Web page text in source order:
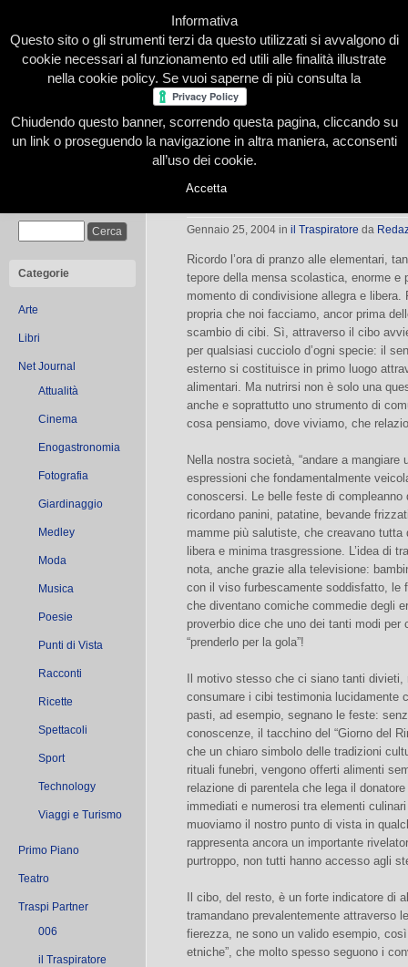
Home Presentazione Redazione Le nostre firme
Categorie
Arte
Libri
Net Journal
Attualità
Cinema
Enogastronomia
Fotografia
Giardinaggio
Medley
Moda
Musica
Poesie
Punti di Vista
Racconti
Ricette
Spettacoli
Sport
Technology
Viaggi e Turismo
Primo Piano
Teatro
Traspi Partner
006
il Traspiratore
Cultura nel cibo
Gennaio 25, 2004 in il Traspiratore da
Ricordo l’ora di pranzo alle elementari,
tepore della mensa scolastica, enorme e
momento di condivisione allegra e
propria che noi facciamo, ancor prima
scambio di cibi. Sì, attraverso il cibo
per qualsiasi cucciolo d’ogni specie: il
esterno si costituisce in primo luogo
alimentari. Ma nutrirsi non è solo una
anche e soprattutto uno strumento di
cosa pensiamo, dove viviamo, che
Nella nostra società, “andare a mangiare
espressioni che fondamentalmente
conoscersi. Le belle feste di compleanno
ricordano panini, patatine, bevande
mamme più salutiste, che creavano
libera e minima trasgressione. L’idea di
nota, anche grazie alla televisione:
con il viso furbescamente soddisfatto, le
che diventano comiche commedie degli
proverbio dice che uno dei tanti modi per
“prenderlo per la gola”!
Il motivo stesso che ci siano tanti
consumare i cibi testimonia lucidamente
pasti, ad esempio, segnano le feste:
conoscenze, il tacchino del “Giorno del
che un chiaro simbolo delle tradizioni
rituali funebri, vengono offerti alimenti
relazione di parentela che lega il
immediati e numerosi tra elementi
muoviamo il nostro punto di vista in
rappresenta ancora un importante
purtroppo, non tutti hanno accesso agli
Il cibo, del resto, è un forte indicatore di
tramandano prevalentemente attraverso
fierezza, ne sono un valido esempio,
etniche”, che molto spesso seguono i
Informativa
Questo sito o gli strumenti terzi da questo utilizzati si avvalgono di
cookie necessari al funzionamento ed utili alle finalità illustrate
nella cookie policy. Se vuoi saperne di più consulta la
Chiudendo questo banner, scorrendo questa pagina, cliccando su
un link o proseguendo la navigazione in altra maniera, acconsenti
all’uso dei cookie.
Accetta